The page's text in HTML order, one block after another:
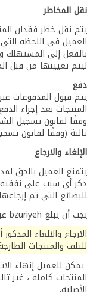
نقل المخاطر
يتم نقل خطر فقدان
العميل في اللحظة
بالفعل إلى المستهلك
ليتم تعيينها من قبل
دفع
المنتجات بعد إجراء
وفقًا لقانون تسجيل
ثالثة (وفقًا لقانون
الإلغاء والارجاع
ذكر أي سبب على
للبضائع التي تم
يجب أن يبلغ bzuriyeh عبر البريد الإلكتروني عبر
الارجاع والالغاء
للتلف والمنتجات
يمكن للعميل إنهاء
المنتجات كاملة ، غير
الأصلية.